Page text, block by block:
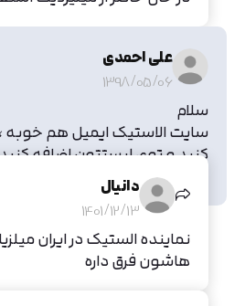
علی احمدی
1398/05/06
سلام
سایت الاستیک ایمیل هم
کنید و توی لیستتون اضافه
https://elasticemail.com/
دانيال
1401/12/13
نماینده الستیک در ایران
هاشون فرق داره